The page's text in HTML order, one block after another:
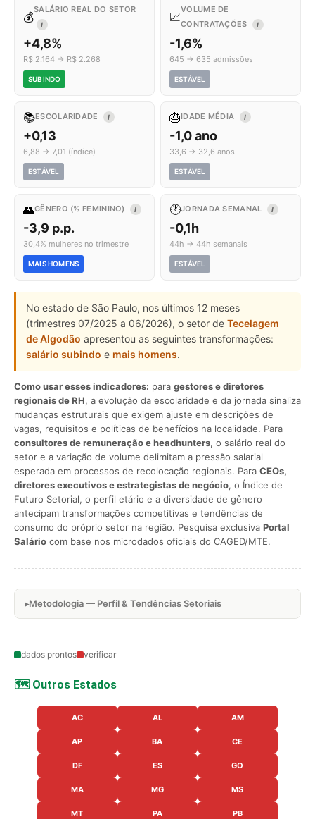
💰
SALÁRIO REAL DO SETOR
I
+4,8%
R$ 2.164 → R$ 2.268
SUBINDO
📈
VOLUME DE
CONTRATAÇÕES
I
-1,6%
645 → 635 admissões
ESTÁVEL
📚ESCOLARIDADE I
+0,13
6,88 → 7,01 (índice)
ESTÁVEL
🎂IDADE MÉDIA I
-1,0 ano
33,6 → 32,6 anos
ESTÁVEL
👥GÊNERO (% FEMININO) I
-3,9 p.p.
30,4% mulheres no trimestre
MAIS HOMENS
🕐JORNADA SEMANAL I
-0,1h
44h → 44h semanais
ESTÁVEL
No estado de São Paulo, nos últimos 12 meses
(trimestres 07/2025 a 06/2026), o setor de Tecelagem
de Algodão apresentou as seguintes transformações:
salário subindo e mais homens.
Como usar esses indicadores: para gestores e diretores
regionais de RH, a evolução da escolaridade e da jornada sinaliza
mudanças estruturais que exigem ajuste em descrições de
vagas, requisitos e políticas de benefícios na localidade. Para
consultores de remuneração e headhunters, o salário real do
setor e a variação de volume delimitam a pressão salarial
esperada em processos de recolocação regionais. Para CEOs,
diretores executivos e estrategistas de negócio, o Índice de
Futuro Setorial, o perfil etário e a diversidade de gênero
antecipam transformações competitivas e tendências de
consumo do próprio setor na região. Pesquisa exclusiva Portal
Salário com base nos microdados oficiais do CAGED/MTE.
Metodologia — Perfil & Tendências Setoriais
dados prontos verificar
🗺️ Outros Estados
AC AL AM
AP BA CE
DF ES GO
MA MG MS
MT PA PB